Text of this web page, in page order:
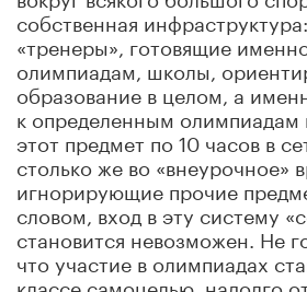
собственная
«тренеры», готовящие
олимпиадам, школы,
образование в целом, а
к определенным
этот предмет по 10 часов в
столько же во «внеурочное»
игнорирующие прочие
словом, вход в эту систему
становится невозможен. Не
что участие в олимпиадах
классе самоцелью, надолго